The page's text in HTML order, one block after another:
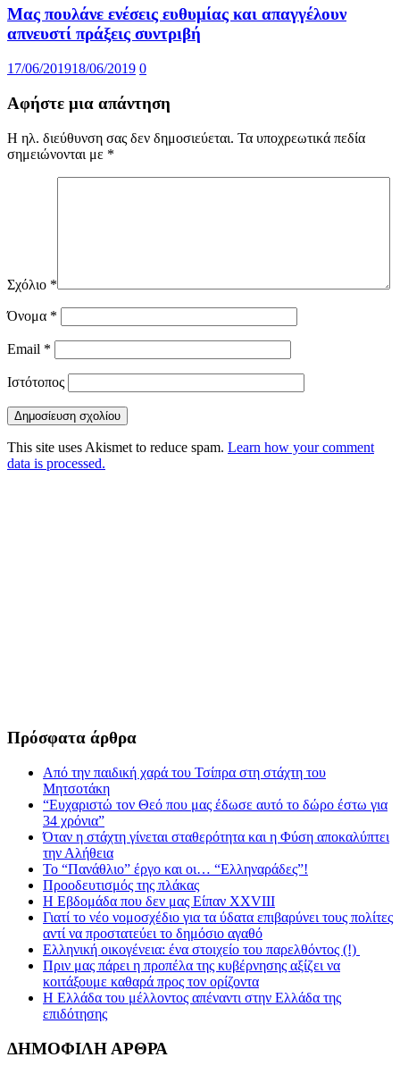
Μας πουλάνε ενέσεις ευθυμίας και απαγγέλουν
απνευστί πράξεις συντριβή
17/06/201918/06/2019 0
Αφήστε μια απάντηση
Η ηλ. διεύθυνση σας δεν δημοσιεύεται. Τα υποχρεωτικά πεδία
σημειώνονται με *
Σχόλιο *
Όνομα *
Email *
Ιστότοπος
This site uses Akismet to reduce spam. Learn how your comment
data is processed.
Πρόσφατα άρθρα
Από την παιδική χαρά του Τσίπρα στη στάχτη του
Μητσοτάκη
“Ευχαριστώ τον Θεό που μας έδωσε αυτό το δώρο έστω για
34 χρόνια”
Όταν η στάχτη γίνεται σταθερότητα και η Φύση αποκαλύπτει
την Αλήθεια
Το “Πανάθλιο” έργο και οι… “Ελληναράδες”!
Προοδευτισμός της πλάκας
Η Εβδομάδα που δεν μας Είπαν XXVIII
Γιατί το νέο νομοσχέδιο για τα ύδατα επιβαρύνει τους πολίτες
αντί να προστατεύει το δημόσιο αγαθό
Ελληνική οικογένεια: ένα στοιχείο του παρελθόντος (!)
Πριν μας πάρει η προπέλα της κυβέρνησης αξίζει να
κοιτάξουμε καθαρά προς τον ορίζοντα
Η Ελλάδα του μέλλοντος απέναντι στην Ελλάδα της
επιδότησης
ΔΗΜΟΦΙΛΗ ΑΡΘΡΑ